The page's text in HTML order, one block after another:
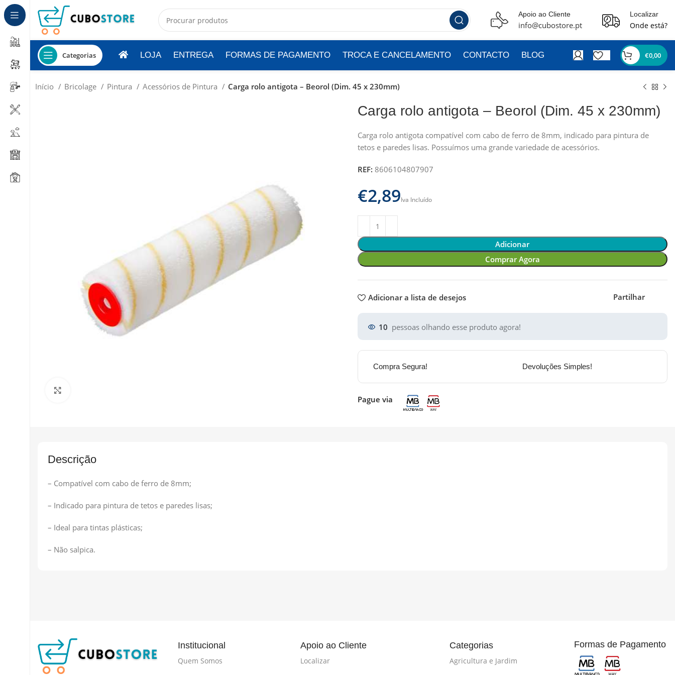
Apoio ao Cliente
info@cubostore.pt
Localizar
Onde está?
Categorias LOJA ENTREGA FORMAS DE PAGAMENTO TROCA E CANCELAMENTO CONTACTO BLOG €0,00
Início Bricolage Pintura Acessórios de Pintura Carga rolo antigota – Beorol (Dim. 45 x 230mm)
Carga rolo antigota – Beorol (Dim. 45 x 230mm)
Carga rolo antigota compatível com cabo de ferro de 8mm, indicado para pintura de
tetos e paredes lisas. Possuímos uma grande variedade de acessórios.
REF: 8606104807907
€
Adicionar
Comprar Agora
Adicionar a lista de desejos Partilhar
10 pessoas olhando esse produto agora!
Compra Segura! Devoluções Simples!
Pague via
Descrição
– Compatível com cabo de ferro de 8mm;
– Indicado para pintura de tetos e paredes lisas;
– Ideal para tintas plásticas;
– Não salpica.
Institucional
Quem Somos
Apoio ao Cliente
Localizar
Categorias
Agricultura e Jardim
Formas de Pagamento